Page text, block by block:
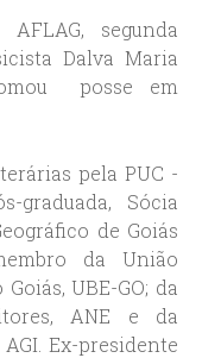
segunda
Dalva Maria
posse em
pela PUC -
graduada, Sócia
de Goiás
da União
UBE-GO; da
ANE e da
Ex-presidente